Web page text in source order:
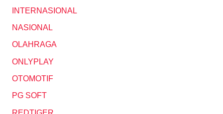
INTERNASIONAL
NASIONAL
OLAHRAGA
ONLYPLAY
OTOMOTIF
PG SOFT